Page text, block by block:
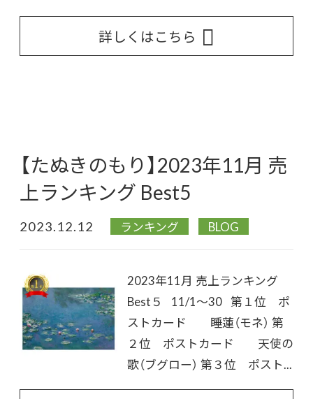
詳しくはこちら
【たぬきのもり】2023年11月 売
上ランキング Best5
2023.12.12 ランキング BLOG
2023年11月 売上ランキング
Best５ 11/1～30 第１位 ポ
ストカード 睡蓮（モネ） 第
２位 ポストカード 天使の
歌（ブグロー） 第３位 ポスト...